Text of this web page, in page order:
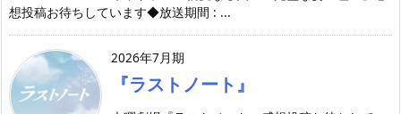
想投稿お待ちしています◆放送期間 : ...
2026年7月期
『ラストノート』